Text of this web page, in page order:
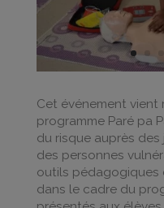
Cet événement
programme Paré pa
du risque auprès
des personnes
outils pédagogiques
dans le cadre du